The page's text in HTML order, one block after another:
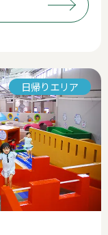
日帰りエリア